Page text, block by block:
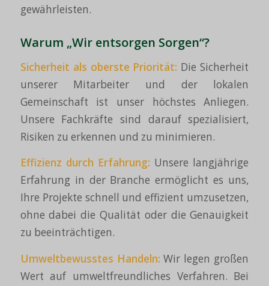
gewährleisten.
Warum „Wir entsorgen Sorgen“?
Sicherheit als oberste Priorität: Die Sicherheit
unserer Mitarbeiter und der lokalen
Gemeinschaft ist unser höchstes Anliegen.
Unsere Fachkräfte sind darauf spezialisiert,
Risiken zu erkennen und zu minimieren.
Effizienz durch Erfahrung: Unsere langjährige
Erfahrung in der Branche ermöglicht es uns,
Ihre Projekte schnell und effizient umzusetzen,
ohne dabei die Qualität oder die Genauigkeit
zu beeinträchtigen.
Umweltbewusstes Handeln: Wir legen großen
Wert auf umweltfreundliches Verfahren. Bei